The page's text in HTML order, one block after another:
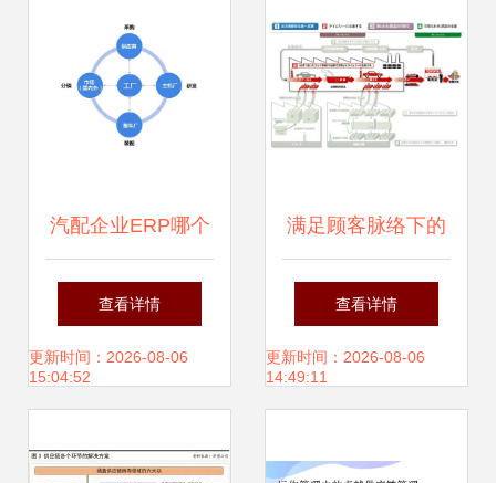
要 能
汽配企业ERP哪个
好？为何SAP在供
应链管理中脱颖而
查看详情
更新时间：2026-08-06
15:04:52
满足顾客脉络下的
供应链管理服务
查看详情
更新时间：2026-08-06
14:49:11